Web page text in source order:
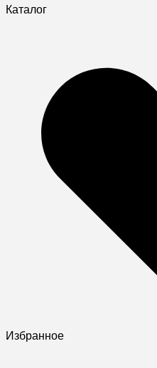
Каталог
Избранное